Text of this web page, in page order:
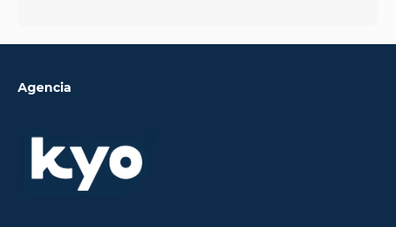
Agencia